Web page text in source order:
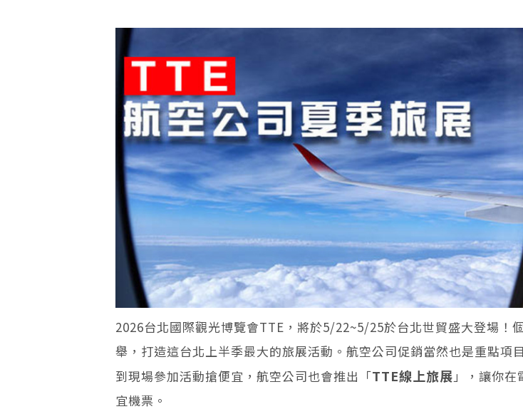
2026台北國際觀光博覽會TTE，將於5/22~5/25於台北世貿盛大登場！
舉，打造這台北上半季最大的旅展活動。航空公司促銷當然也是重點項
到現場參加活動搶便宜，航空公司也會推出「TTE線上旅展 」，讓你在
宜機票。